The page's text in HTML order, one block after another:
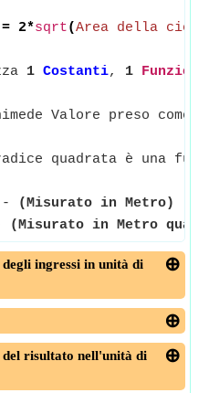
= 2*sqrt(Area della
1 Costanti, 1 Funzioni
Valore preso come
quadrata è una
- (Misurato in Metro)
(Misurato in Metro
ingressi in unità di
del risultato nell'unità di